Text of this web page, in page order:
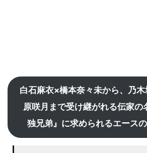
白石麻衣×橋本奈々未から、乃
原咲月まで受け継がれる伝家の
独兄弟』に求められるエース